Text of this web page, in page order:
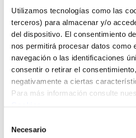
Utilizamos tecnologías como las
terceros) para almacenar y/o
del dispositivo. El consentimiento
nos permitirá procesar datos como
navegación o las identificaciones
consentir o retirar el
negativamente a ciertas
Para más información consulte
Necesario
Click&Collect - Recogida gratis
en nuestras tiendas